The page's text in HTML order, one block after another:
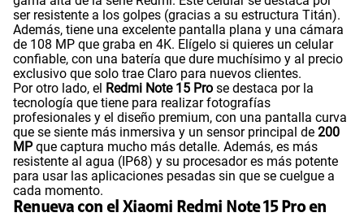
ser resistente a los golpes (gracias a su estructura Titán).
Además, tiene una excelente pantalla plana y una cámara
de 108 MP que graba en 4K. Elígelo si quieres un celular
confiable, con una batería que dure muchísimo y al precio
exclusivo que solo trae Claro para nuevos clientes.
Por otro lado, el Redmi Note 15 Pro se destaca por la
tecnología que tiene para realizar fotografías
profesionales y el diseño premium, con una pantalla curva
que se siente más inmersiva y un sensor principal de 200
MPque captura mucho más detalle. Además, es más
resistente al agua (IP68) y su procesador es más potente
para usar las aplicaciones pesadas sin que se cuelgue a
cada momento.
Renueva con el Xiaomi Redmi Note 15 Pro en